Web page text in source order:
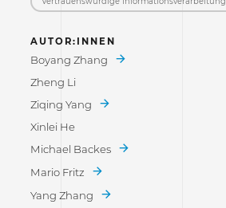
AUTOR:INNEN
Boyang Zhang
Zheng Li
Ziqing Yang
Xinlei He
Michael Backes
Mario Fritz
Yang Zhang